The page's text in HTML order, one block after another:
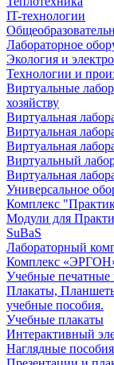
IT-технологии
Лабораторное
Экология и
Технологии и
Виртуальные
хозяйству
Виртуальная
Виртуальная
Виртуальная
Виртуальный
Виртуальная
Универсальное
Комплекс
Модули для
SuBaS
Лабораторный
Комплекс
Учебные печатные
Плакаты,
учебные пособия.
Учебные плакаты
Интерактивный
Наглядные пособия